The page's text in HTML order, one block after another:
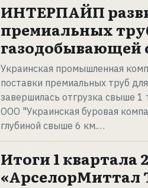
ИНТЕРПАЙП
премиальных
газодобывающей
Украинская промышленная
поставки премиальных труб
завершилась отгрузка свыше
ООО "Украинская буровая
глубиной свыше 6 км.…
Итоги 1 квартала
«АрселорМиттал